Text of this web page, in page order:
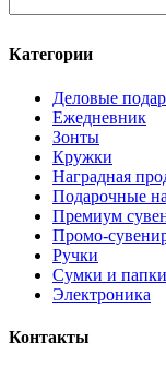
Категории
Деловые
Ежедневник
Зонты
Кружки
Наградная
Подарочные
Премиум
Промо-
Ручки
Сумки и папки
Электроника
Контакты